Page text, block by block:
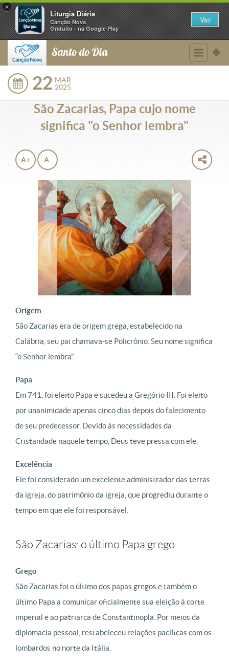
×
Liturgia Diária
Canção Nova
Gratuito - na Google Play
Ver
Santo do Dia
22 MAR
2025
São Zacarias, Papa cujo nome
significa "o Senhor lembra"
A+ A-
Origem
São Zacarias era de origem grega, estabelecido na
Calábria, seu pai chamava-se Policrônio. Seu nome significa
“o Senhor lembra”.
Papa
Em 741, foi eleito Papa e sucedeu a Gregório III. Foi eleito
por unanimidade apenas cinco dias depois do falecimento
de seu predecessor. Devido às necessidades da
Cristandade naquele tempo, Deus teve pressa com ele.
Excelência
Ele foi considerado um excelente administrador das terras
da igreja, do patrimônio da igreja, que progrediu durante o
tempo em que ele foi responsável.
São Zacarias: o último Papa grego
Grego
São Zacarias foi o último dos papas gregos e também o
último Papa a comunicar oficialmente sua eleição à corte
imperial e ao patriarca de Constantinopla. Por meios da
diplomacia pessoal, restabeleceu relações pacíficas com os
lombardos no norte da Itália.